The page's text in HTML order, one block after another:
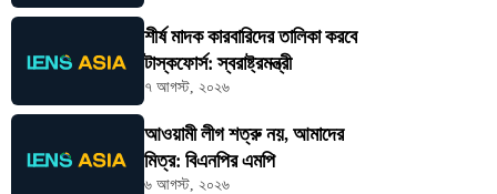
শীর্ষ মাদক কারবারিদের তালিকা করবে
টাস্কফোর্স: স্বরাষ্ট্রমন্ত্রী
৭ আগস্ট, ২০২৬
আওয়ামী লীগ শত্রু নয়, আমাদের
মিত্র: বিএনপির এমপি
৬ আগস্ট, ২০২৬